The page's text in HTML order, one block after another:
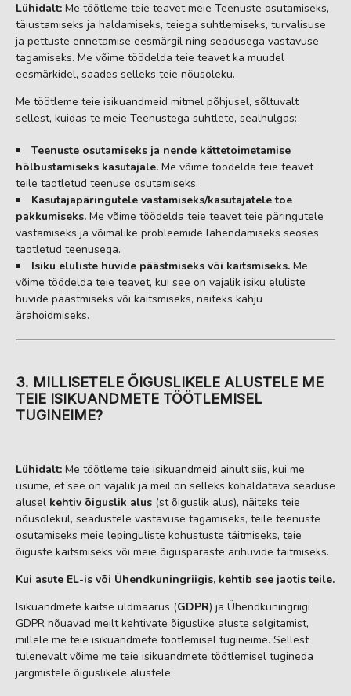
Lühidalt: Me töötleme teie teavet meie Teenuste osutamiseks,
täiustamiseks ja haldamiseks, teiega suhtlemiseks, turvalisuse
ja pettuste ennetamise eesmärgil ning seadusega vastavuse
tagamiseks. Me võime töödelda teie teavet ka muudel
eesmärkidel, saades selleks teie nõusoleku.
Me töötleme teie isikuandmeid mitmel põhjusel, sõltuvalt
sellest, kuidas te meie Teenustega suhtlete, sealhulgas:
Teenuste osutamiseks ja nende kättetoimetamise
hõlbustamiseks kasutajale. Me võime töödelda teie teavet
teile taotletud teenuse osutamiseks.
Kasutajapäringutele vastamiseks/kasutajatele toe
pakkumiseks. Me võime töödelda teie teavet teie päringutele
vastamiseks ja võimalike probleemide lahendamiseks seoses
taotletud teenusega.
Isiku eluliste huvide päästmiseks või kaitsmiseks. Me
võime töödelda teie teavet, kui see on vajalik isiku eluliste
huvide päästmiseks või kaitsmiseks, näiteks kahju
ärahoidmiseks.
3. MILLISETELE ÕIGUSLIKELE ALUSTELE ME
TEIE ISIKUANDMETE TÖÖTLEMISEL
TUGINEIME?
Lühidalt: Me töötleme teie isikuandmeid ainult siis, kui me
usume, et see on vajalik ja meil on selleks kohaldatava seaduse
alusel kehtiv õiguslik alus (st õiguslik alus), näiteks teie
nõusolekul, seadustele vastavuse tagamiseks, teile teenuste
osutamiseks meie lepinguliste kohustuste täitmiseks, teie
õiguste kaitsmiseks või meie õiguspäraste ärihuvide täitmiseks.
Kui asute EL-is või Ühendkuningriigis, kehtib see jaotis teile.
Isikuandmete kaitse üldmäärus (GDPR) ja Ühendkuningriigi
GDPR nõuavad meilt kehtivate õiguslike aluste selgitamist,
millele me teie isikuandmete töötlemisel tugineime. Sellest
tulenevalt võime me teie isikuandmete töötlemisel tugineda
järgmistele õiguslikele alustele: